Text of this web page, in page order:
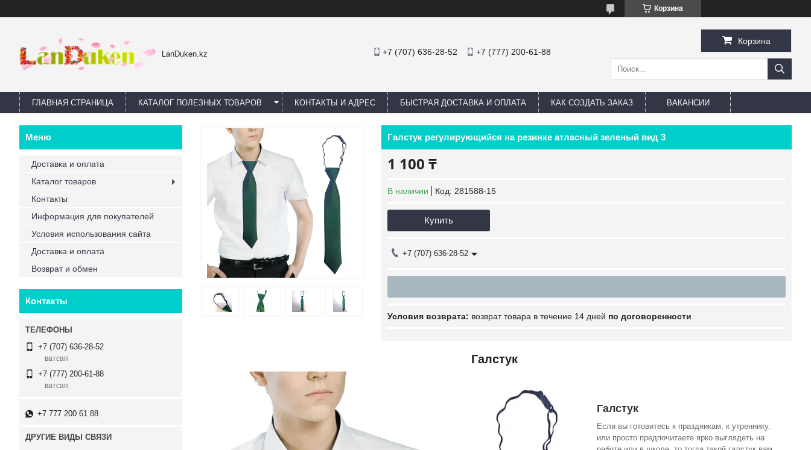
Корзина
LanDuken.kz +7 (707) 636-28-52 +7 (777) 200-61-88
Корзина
ГЛАВНАЯ СТРАНИЦА КАТАЛОГ ПОЛЕЗНЫХ ТОВАРОВ КОНТАКТЫ И АДРЕС БЫСТРАЯ ДОСТАВКА И ОПЛАТА КАК СОЗДАТЬ ЗАКАЗ ВАКАНСИИ
Галстук регулирующийся на резинке атласный зеленый вид 3
1 100 ₸
В наличии Код: 281588-15
Купить
+7 (707) 636-28-52
возврат товара в течение 14 дней по договоренности
Галстук
Галстук
Если вы готовитесь к праздникам, к утреннику,
или просто предпочитаете ярко выглядеть на
Доставка и оплата
Каталог товаров
Контакты
Информация для покупателей
Условия использования сайта
Доставка и оплата
Возврат и обмен
Контакты
+7 (707) 636-28-52
ватсап
+7 (777) 200-61-88
ватсап
+7 777 200 61 88
ДРУГИЕ ВИДЫ СВЯЗИ